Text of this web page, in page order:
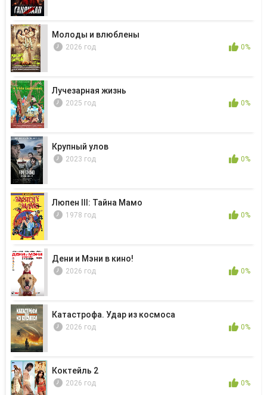
Молоды и влюблены
2026 год 0%
Лучезарная жизнь
2025 год 0%
Крупный улов
2023 год 0%
Люпен III: Тайна Мамо
1978 год 0%
Дени и Мэни в кино!
2026 год 0%
Катастрофа. Удар из космоса
2026 год 0%
Коктейль 2
2026 год 0%